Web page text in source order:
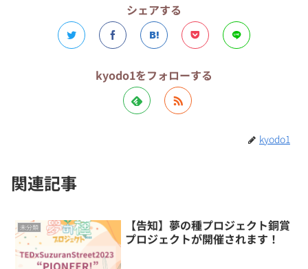
シェアする
kyodo1をフォローする
kyodo1
関連記事
未分類
【告知】夢の種プロジェクト銅賞
プロジェクトが開催されます！